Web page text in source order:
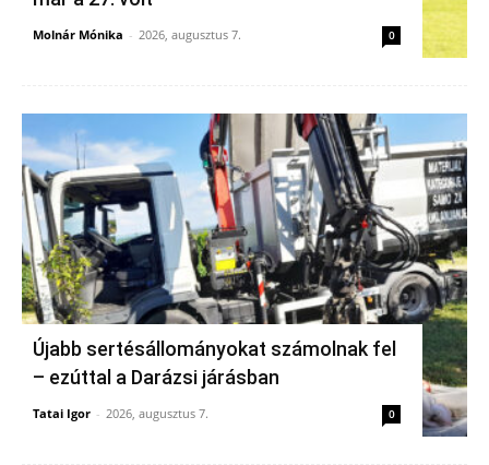
Molnár Mónika - 2026, augusztus 7. 0
Újabb sertésállományokat számolnak fel
– ezúttal a Darázsi járásban
Tatai Igor - 2026, augusztus 7. 0